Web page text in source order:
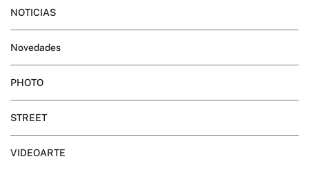
NOTICIAS
Novedades
PHOTO
STREET
VIDEOARTE